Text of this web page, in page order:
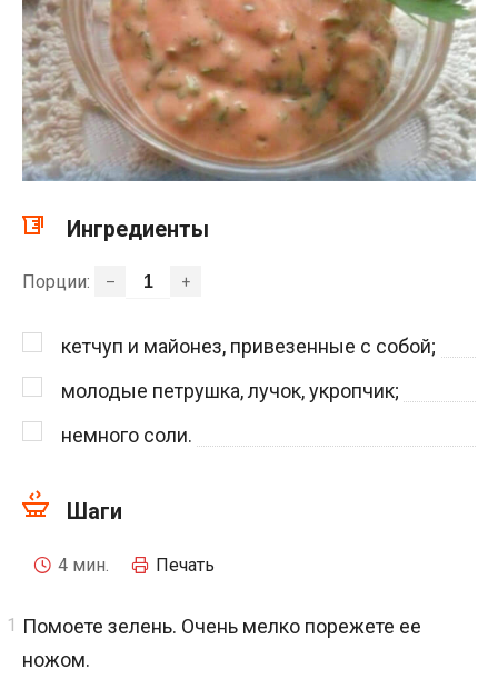
Ингредиенты
Порции: – +
кетчуп и майонез, привезенные с собой;
молодые петрушка, лучок, укропчик;
немного соли.
Шаги
4 мин. Печать
Помоете зелень. Очень мелко порежете ее
ножом.